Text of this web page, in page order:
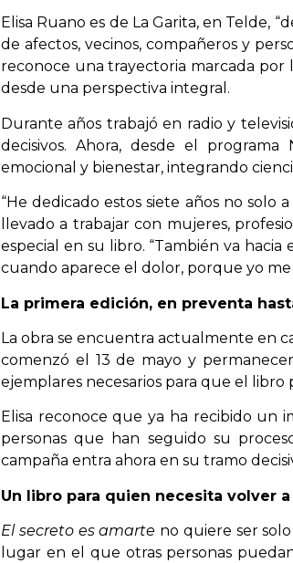
Elisa Ruano es de La Garita, en Telde,
de afectos, vecinos, compañeros y
reconoce una trayectoria marcada por
desde una perspectiva integral.
Durante años trabajó en radio y
decisivos. Ahora, desde el
emocional y bienestar, integrando
“He dedicado estos siete años no solo
llevado a trabajar con mujeres,
especial en su libro. “También va
cuando aparece el dolor, porque yo me
La primera edición, en preventa
La obra se encuentra actualmente en
comenzó el 13 de mayo y
ejemplares necesarios para que el
Elisa reconoce que ya ha recibido un
personas que han seguido su
campaña entra ahora en su tramo
Un libro para quien necesita volver
El secreto es amarte no quiere ser
lugar en el que otras personas